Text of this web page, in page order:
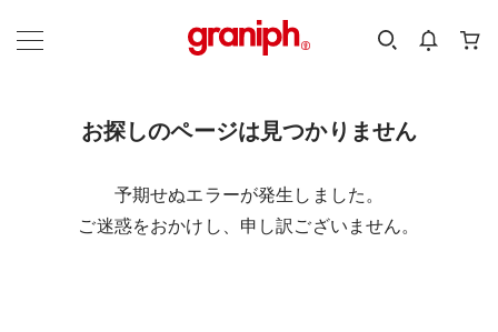
カテゴリーから探す
お探しのページは見つかりません
予期せぬエラーが発生しました。
ご迷惑をおかけし、申し訳ございません。